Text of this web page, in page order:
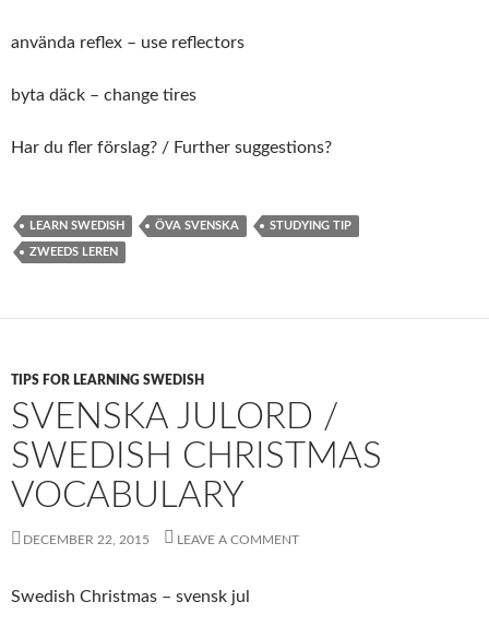
använda reflex – use reflectors
byta däck – change tires
Har du fler förslag? / Further suggestions?
LEARN SWEDISH ÖVA SVENSKA STUDYING TIP
ZWEEDS LEREN
TIPS FOR LEARNING SWEDISH
SVENSKA JULORD /
SWEDISH CHRISTMAS
VOCABULARY
DECEMBER 22, 2015 LEAVE A COMMENT
Swedish Christmas – svensk jul